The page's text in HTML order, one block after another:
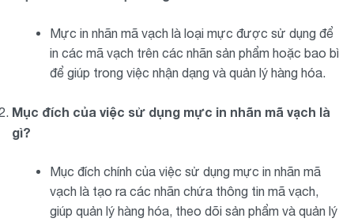
Mực in nhãn mã vạch là loại mực được sử dụng để
in các mã vạch trên các nhãn sản phẩm hoặc bao bì
để giúp trong việc nhận dạng và quản lý hàng hóa.
Mục đích của việc sử dụng mực in nhãn mã vạch là
gì?
Mục đích chính của việc sử dụng mực in nhãn mã
vạch là tạo ra các nhãn chứa thông tin mã vạch,
giúp quản lý hàng hóa, theo dõi sản phẩm và quản lý